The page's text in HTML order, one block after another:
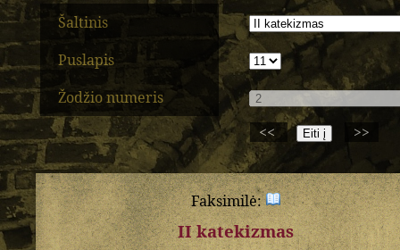
Šaltinis
Puslapis
Žodžio numeris
<<
>>
Faksimilė:
II katekizmas